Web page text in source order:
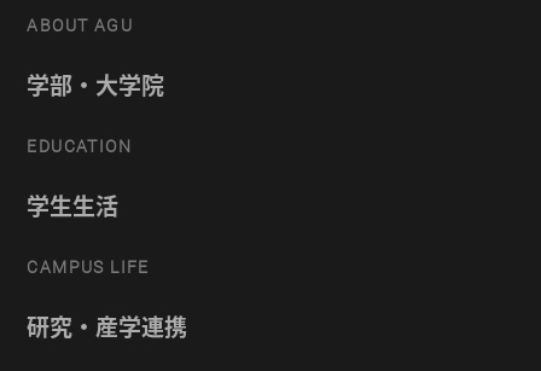
ABOUT AGU
学部・大学院
EDUCATION
学生生活
CAMPUS LIFE
研究・産学連携